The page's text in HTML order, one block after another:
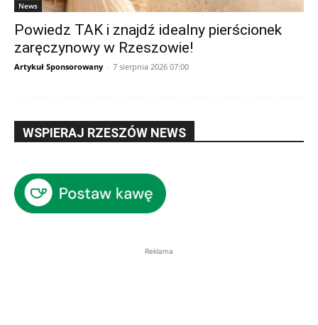
News
Powiedz TAK i znajdź idealny pierścionek
zaręczynowy w Rzeszowie!
Artykuł Sponsorowany - 7 sierpnia 2026 07:00
WSPIERAJ RZESZÓW NEWS
Reklama